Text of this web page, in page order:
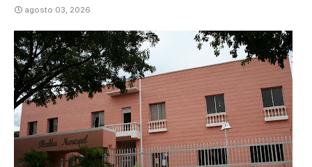
agosto 03, 2026